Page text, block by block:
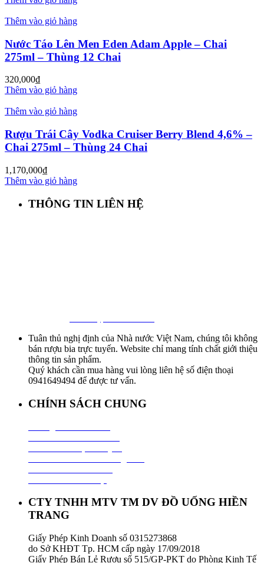
Thêm vào giỏ hàng
Nước Táo Lên Men Eden Adam Apple – Chai
275ml – Thùng 12 Chai
320,000₫
Thêm vào giỏ hàng
Thêm vào giỏ hàng
Rượu Trái Cây Vodka Cruiser Berry Blend 4,6% –
Chai 275ml – Thùng 24 Chai
1,170,000₫
Thêm vào giỏ hàng
THÔNG TIN LIÊN HỆ
Tuân thủ nghị định của Nhà nước Việt Nam, chúng tôi không
bán rượu bia trực tuyến. Website chỉ mang tính chất giới thiệu
thông tin sản phẩm.
Quý khách cần mua hàng vui lòng liên hệ số điện thoại
0941649494 để được tư vấn.
CHÍNH SÁCH CHUNG
CTY TNHH MTV TM DV ĐỒ UỐNG HIỀN
TRANG
Giấy Phép Kinh Doanh số 0315273868
do Sở KHĐT Tp. HCM cấp ngày 17/09/2018
Giấy Phép Bán Lẻ Rượu số 515/GP-PKT do Phòng Kinh Tế